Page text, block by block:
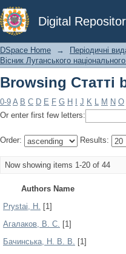
Digital
Browsing Статті
DSpace Home → Періодичні
Вісник Луганського
Browsing Статті
0-9 A B C D E F G H J K L M N O
Or enter first few letters:
Order: Results:
Now showing items 1-20 of 44
Authors Name
Prystai, H. [1]
Агалаков, В. С. [1]
Бачинська, Н. В. В. [1]